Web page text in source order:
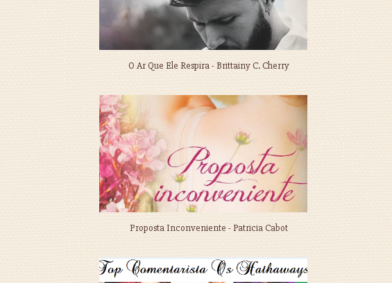
O Ar Que Ele Respira - Brittainy C. Cherry
Proposta Inconveniente - Patricia Cabot